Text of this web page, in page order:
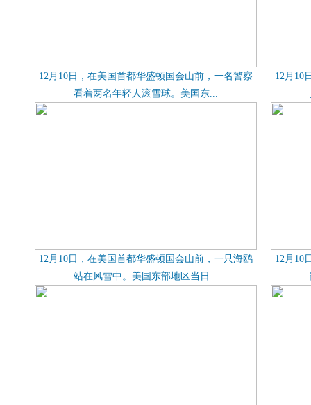
12月10日，在美国首都华盛顿国会山前，一名警察
看着两名年轻人滚雪球。美国东...
12月10
12月10日，在美国首都华盛顿国会山前，一只海鸥
站在风雪中。美国东部地区当日...
12月10